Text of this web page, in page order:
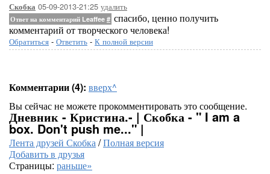
Скобка 05-09-2013-21:25 удалить
Ответ на комментарий Leaffee # спасибо, ценно получить
комментарий от творческого человека!
Обратиться - Ответить - К полной версии
Комментарии (4): вверх^
Вы сейчас не можете прокомментировать это сообщение.
Дневник - Кристина.- | Скобка - " I am a
box. Don't push me..." |
Лента друзей Скобка/Полная версия
Добавить в друзья
Страницы: раньше»